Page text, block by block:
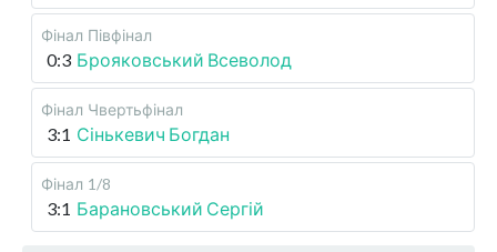
Фінал Півфінал
0:3 Брояковський Всеволод
Фінал Чвертьфінал
3:1 Сінькевич Богдан
Фінал 1/8
3:1 Барановський Сергій